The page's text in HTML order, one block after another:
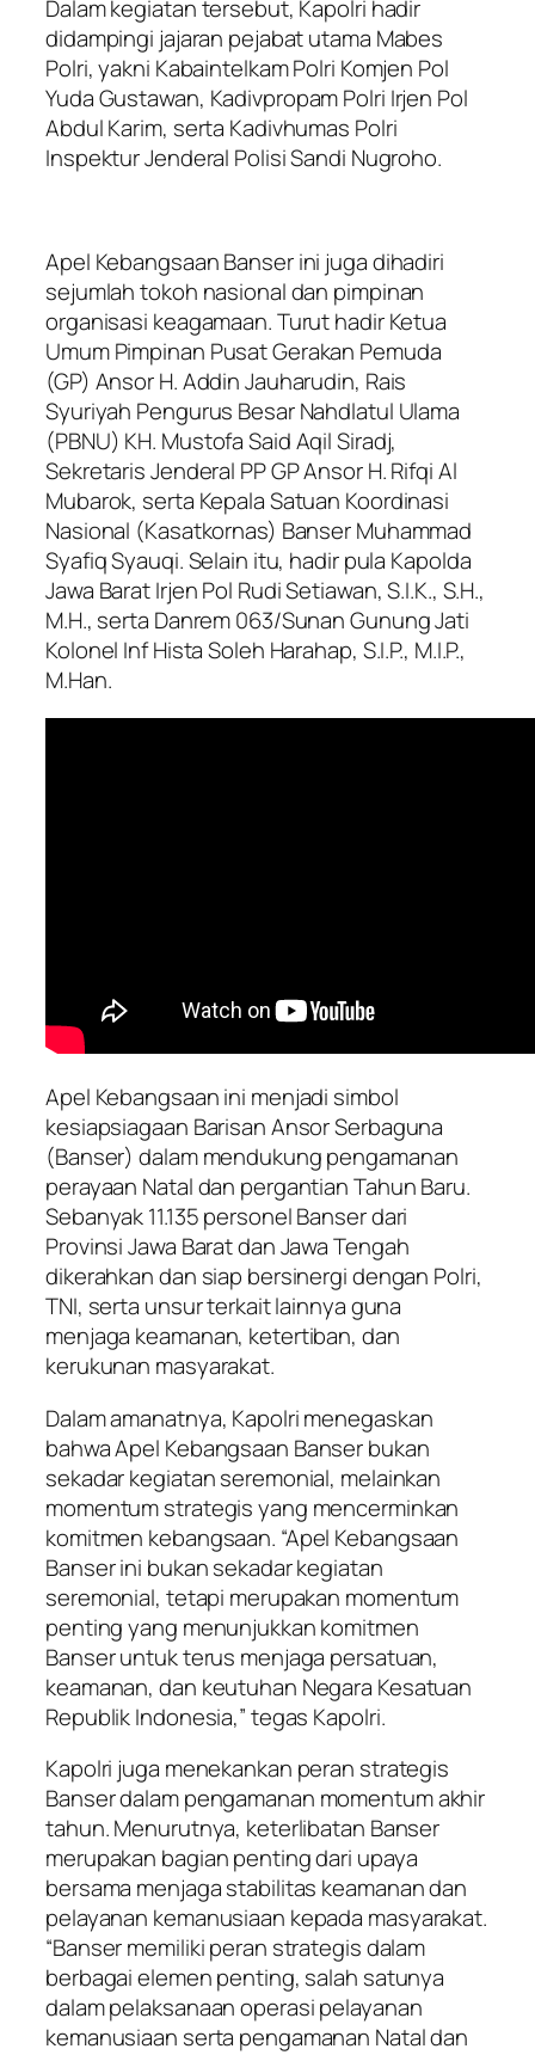
Dalam kegiatan tersebut, Kapolri hadir
didampingi jajaran pejabat utama Mabes
Polri, yakni Kabaintelkam Polri Komjen Pol
Yuda Gustawan, Kadivpropam Polri Irjen Pol
Abdul Karim, serta Kadivhumas Polri
Inspektur Jenderal Polisi Sandi Nugroho.
Apel Kebangsaan Banser ini juga dihadiri
sejumlah tokoh nasional dan pimpinan
organisasi keagamaan. Turut hadir Ketua
Umum Pimpinan Pusat Gerakan Pemuda
(GP) Ansor H. Addin Jauharudin, Rais
Syuriyah Pengurus Besar Nahdlatul Ulama
(PBNU) KH. Mustofa Said Aqil Siradj,
Sekretaris Jenderal PP GP Ansor H. Rifqi Al
Mubarok, serta Kepala Satuan Koordinasi
Nasional (Kasatkornas) Banser Muhammad
Syafiq Syauqi. Selain itu, hadir pula Kapolda
Jawa Barat Irjen Pol Rudi Setiawan, S.I.K., S.H.,
M.H., serta Danrem 063/Sunan Gunung Jati
Kolonel Inf Hista Soleh Harahap, S.I.P., M.I.P.,
M.Han.
Apel Kebangsaan ini menjadi simbol
kesiapsiagaan Barisan Ansor Serbaguna
(Banser) dalam mendukung pengamanan
perayaan Natal dan pergantian Tahun Baru.
Sebanyak 11.135 personel Banser dari
Provinsi Jawa Barat dan Jawa Tengah
dikerahkan dan siap bersinergi dengan Polri,
TNI, serta unsur terkait lainnya guna
menjaga keamanan, ketertiban, dan
kerukunan masyarakat.
Dalam amanatnya, Kapolri menegaskan
bahwa Apel Kebangsaan Banser bukan
sekadar kegiatan seremonial, melainkan
momentum strategis yang mencerminkan
komitmen kebangsaan. “Apel Kebangsaan
Banser ini bukan sekadar kegiatan
seremonial, tetapi merupakan momentum
penting yang menunjukkan komitmen
Banser untuk terus menjaga persatuan,
keamanan, dan keutuhan Negara Kesatuan
Republik Indonesia,” tegas Kapolri.
Kapolri juga menekankan peran strategis
Banser dalam pengamanan momentum akhir
tahun. Menurutnya, keterlibatan Banser
merupakan bagian penting dari upaya
bersama menjaga stabilitas keamanan dan
pelayanan kemanusiaan kepada masyarakat.
“Banser memiliki peran strategis dalam
berbagai elemen penting, salah satunya
dalam pelaksanaan operasi pelayanan
kemanusiaan serta pengamanan Natal dan